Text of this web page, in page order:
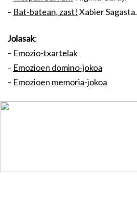
– Bat-batean, zast! Xabier Sagasta.
Jolasak:
– Emozio-txartelak
– Emozioen domino-jokoa
– Emozioen memoria-jokoa